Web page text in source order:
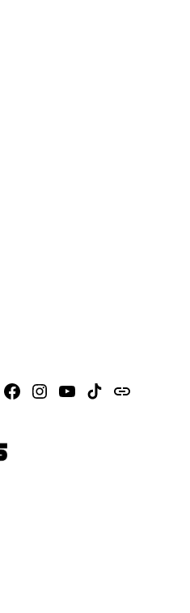
Faceboook
Instagram
Youtube
Tiktokissuu